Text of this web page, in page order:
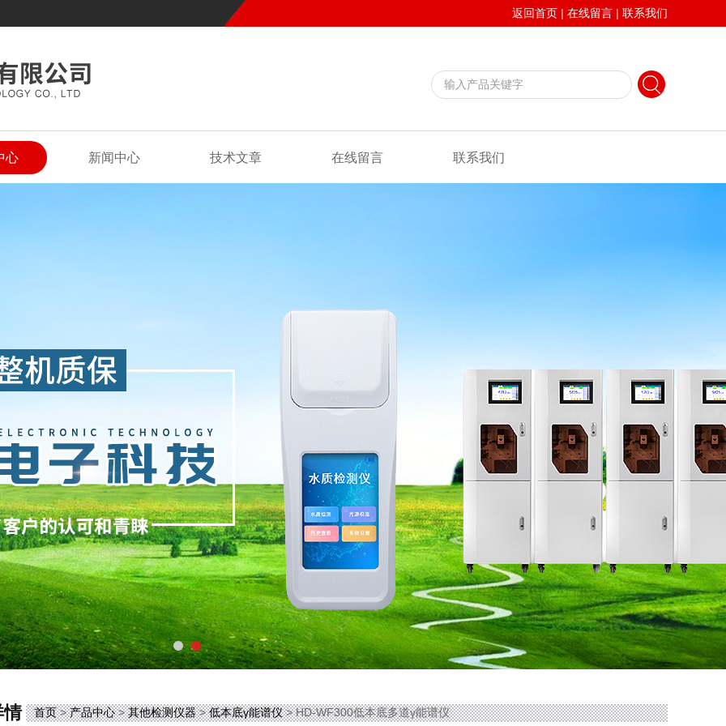
返回首页 | 在线留言 | 联系我们
心 新闻中心 技术文章 在线留言 联系我们
情 首页>产品中心>其他检测仪器>低本底γ能谱仪> HD-WF300低本底多道γ能谱仪